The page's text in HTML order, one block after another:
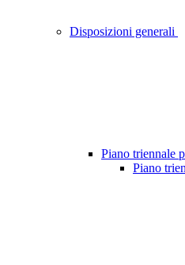
Disposizioni generali
Piano triennale
Piano